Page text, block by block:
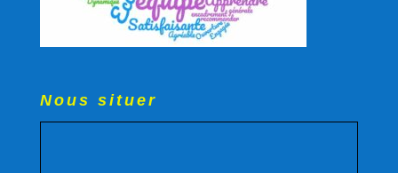
Nous situer